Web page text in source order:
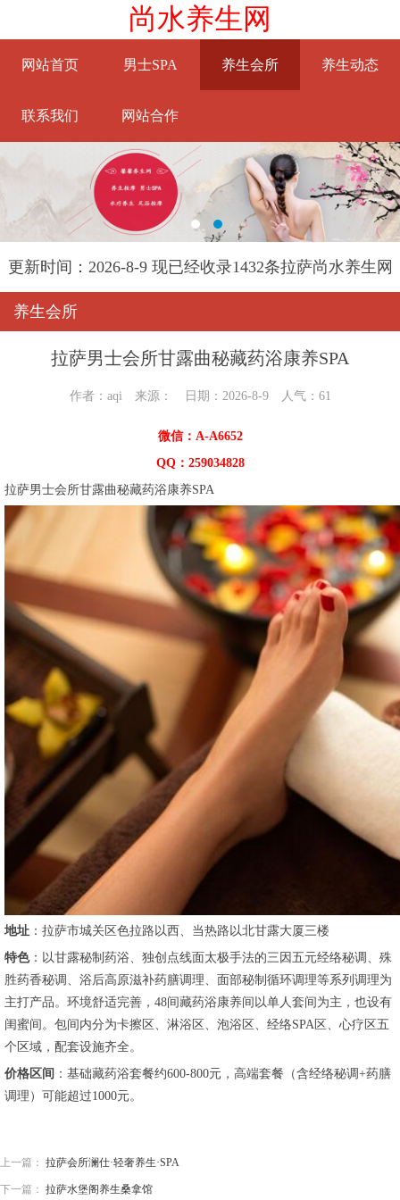
尚水养生网
网站首页 男士SPA 养生会所 养生动态
联系我们 网站合作
更新时间：2026-8-9 现已经收录1432条拉萨尚水养生网
养生会所
拉萨男士会所甘露曲秘藏药浴康养SPA
作者：aqi 来源： 日期：2026-8-9 人气： 61
微信：A-A6652
QQ：259034828
拉萨男士会所甘露曲秘藏药浴康养SPA
地址 ：拉萨市城关区色拉路以西、当热路以北甘露大厦三楼
特色：以甘露秘制药浴、独创点线面太极手法的三因五元经络秘调、殊
胜药香秘调、浴后高原滋补药膳调理、面部秘制循环调理等系列调理为
主打产品。环境舒适完善，48间藏药浴康养间以单人套间为主，也设有
闺蜜间。包间内分为卡擦区、淋浴区、泡浴区、经络SPA区、心疗区五
个区域，配套设施齐全。
价格区间 ：基础藏药浴套餐约600-800元，高端套餐（含经络秘调+药膳
调理）可能超过1000元。
上一篇： 拉萨会所澜仕·轻奢养生·SPA
下一篇： 拉萨水堡阁养生桑拿馆